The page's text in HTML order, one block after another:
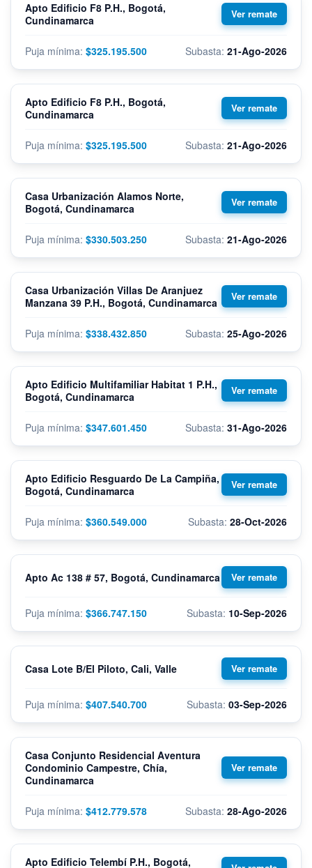
$325.195.500
Apto Edificio F8 P.H., Bogotá,
Cundinamarca
21-Ago-2026
$325.195.500
Apto Edificio F8 P.H., Bogotá,
Cundinamarca
21-Ago-2026
$330.503.250
Casa Urbanización Alamos Norte,
Bogotá, Cundinamarca
21-Ago-2026
$338.432.850
Casa Urbanización Villas De Aranjuez
Manzana 39 P.H., Bogotá, Cundinamarca
25-Ago-2026
$347.601.450
Apto Edificio Multifamiliar Habitat 1 P.H.,
Bogotá, Cundinamarca
31-Ago-2026
$360.549.000
Apto Edificio Resguardo De La Campiña,
Bogotá, Cundinamarca
28-Oct-2026
$366.747.150
Apto Ac 138 # 57, Bogotá, Cundinamarca
10-Sep-2026
$407.540.700
Casa Lote B/El Piloto, Cali, Valle
03-Sep-2026
$412.779.578
Casa Conjunto Residencial Aventura
Condominio Campestre, Chía,
Cundinamarca
28-Ago-2026
Apto Edificio Telembí P.H., Bogotá,